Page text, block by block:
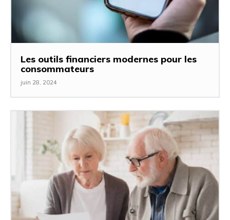
Les outils financiers modernes pour les
consommateurs
juin 28, 2024